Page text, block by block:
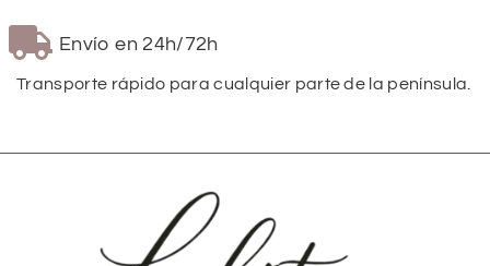
Envío en 24h/72h
Transporte rápido para cualquier parte de la península.